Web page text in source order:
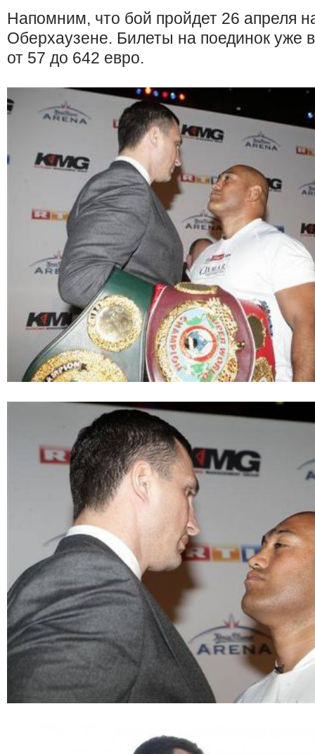
Напомним, что бой пройдет 26 апреля
Оберхаузене. Билеты на поединок уже
от 57 до 642 евро.